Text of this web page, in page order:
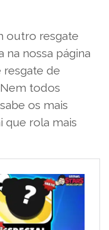
outro resgate
na nossa página
de
todos
os mais
que rola mais